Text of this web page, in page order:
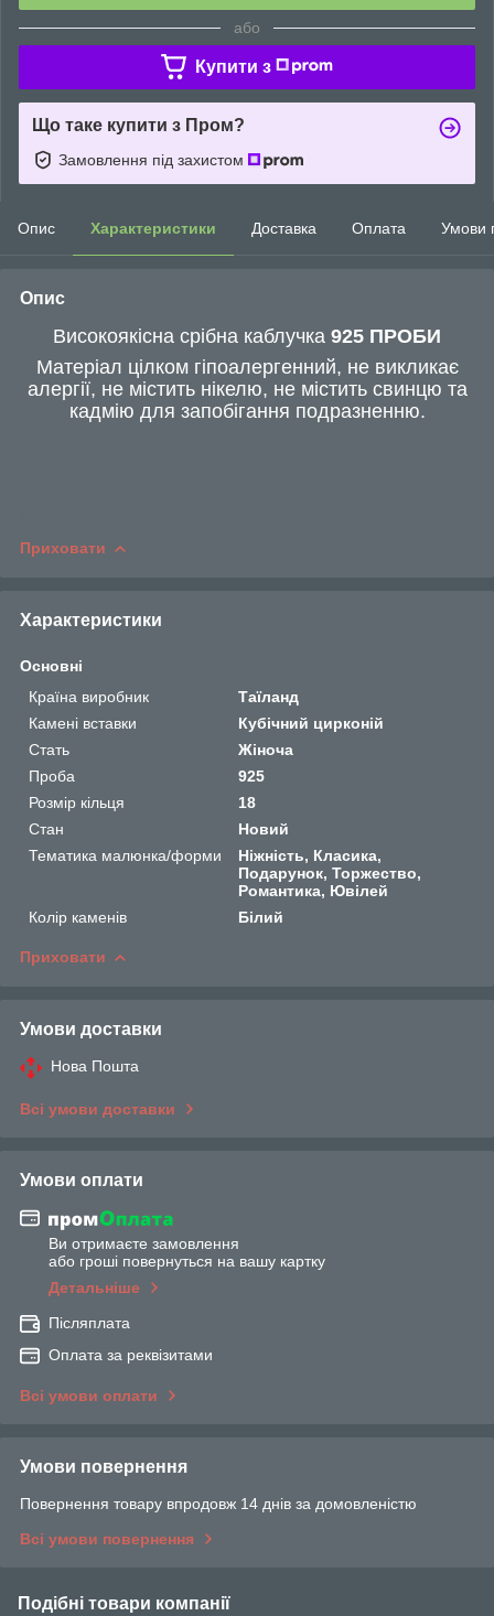
або
Купити з
Що таке купити з Пром?
Замовлення під захистом
Опис Характеристики Доставка Оплата Умови
Опис
Високоякісна срібна каблучка 925 ПРОБИ
Матеріал цілком гіпоалергенний, не викликає
алергії, не містить нікелю, не містить свинцю та
кадмію для запобігання подразненню.
Приховати
Характеристики
Основні
Країна виробник
Таїланд
Камені вставки
Кубічний цирконій
Стать
Жіноча
Проба
925
Розмір кільця
18
Стан
Новий
Тематика малюнка/форми
Ніжність, Класика,
Подарунок, Торжество,
Романтика, Ювілей
Колір каменів
Білий
Приховати
Умови доставки
Нова Пошта
Всі умови доставки
Умови оплати
Ви отримаєте замовлення
або гроші повернуться на вашу картку
Детальніше
Післяплата
Оплата за реквізитами
Всі умови оплати
Умови повернення
Повернення товару впродовж 14 днів за домовленістю
Всі умови повернення
Подібні товари компанії